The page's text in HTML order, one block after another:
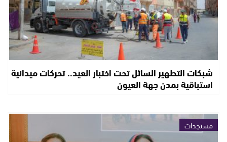
شبكات التطهير السائل تحت اختبار العيد.. تحركات ميدانية
استباقية بمدن جهة العيون
مستجدات